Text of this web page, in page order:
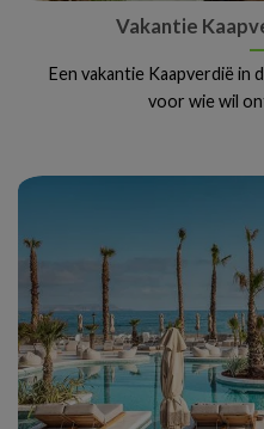
Vakantie
Een vakantie Kaapverdië in
voor wie wil